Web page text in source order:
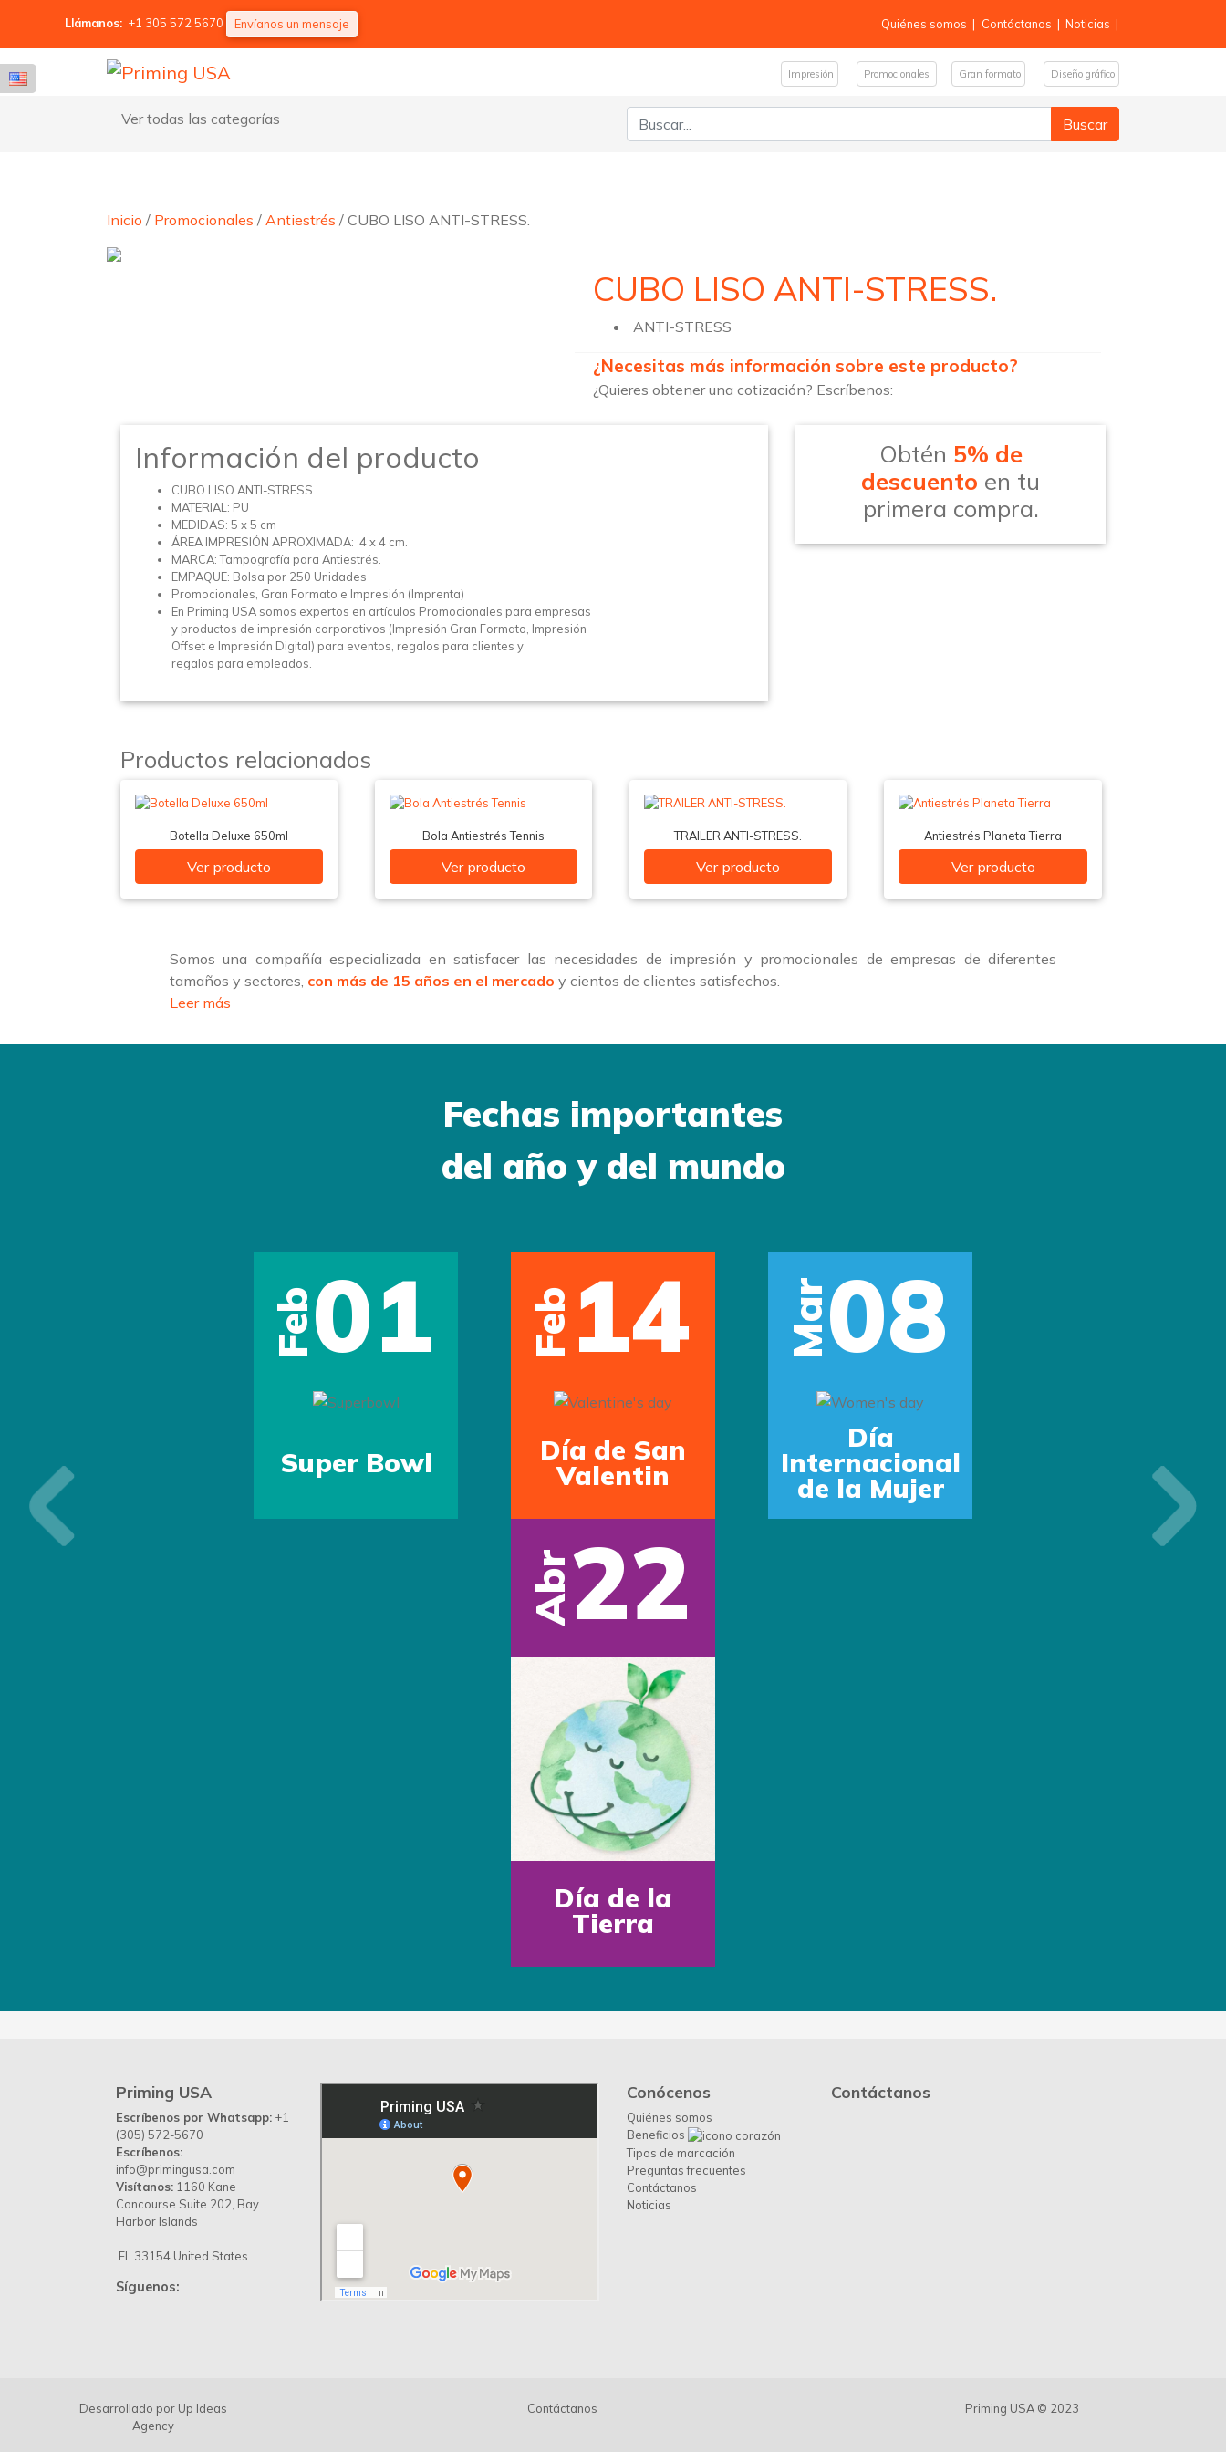
Llámanos: +1 305 572 5670 Envíanos un mensaje Quiénes somos | Contáctanos | Noticias |
Impresión Promocionales Gran formato Diseño gráfico
Ver todas las categorías Buscar:
Inicio / Promocionales / Antiestrés / CUBO LISO ANTI-STRESS.
CUBO LISO ANTI-STRESS.
ANTI-STRESS
¿Necesitas más información sobre este producto?
¿Quieres obtener una cotización? Escríbenos:
Información del producto
CUBO LISO ANTI-STRESS
MATERIAL: PU
MEDIDAS: 5 x 5 cm
ÁREA IMPRESIÓN APROXIMADA: 4 x 4 cm.
MARCA: Tampografía para Antiestrés.
EMPAQUE: Bolsa por 250 Unidades
Promocionales, Gran Formato e Impresión (Imprenta)
En Priming USA somos expertos en artículos Promocionales para empresas
y productos de impresión corporativos (Impresión Gran Formato, Impresión
Offset e Impresión Digital) para eventos, regalos para clientes y
regalos para empleados.
Obtén 5% de
descuento en tu
primera compra.
Productos relacionados
Botella Deluxe 650ml
Ver producto
Bola Antiestrés Tennis
Ver producto
TRAILER ANTI-STRESS.
Ver producto
Antiestrés Planeta Tierra
Ver producto
Somos una compañía especializada en satisfacer las necesidades de impresión y promocionales de empresas de diferentes
tamaños y sectores, con más de 15 años en el mercado y cientos de clientes satisfechos.
Leer más
Fechas importantes
del año y del mundo
Feb01
Super Bowl
Feb 14
Día de San
Valentin
Mar08
Día
Internacional
de la Mujer
Abr22
Día de la
Tierra
Previous Next
Priming USA
Escríbenos por Whatsapp: +1
(305) 572-5670
Escríbenos:
info@primingusa.com
Visítanos: 1160 Kane
Concourse Suite 202, Bay
Harbor Islands
FL 33154 United States
Síguenos:
Conócenos
Quiénes somos
Beneficios
Tipos de marcación
Preguntas frecuentes
Contáctanos
Noticias
Contáctanos
Desarrollado por Up Ideas
Agency
Contáctanos Priming USA © 2023